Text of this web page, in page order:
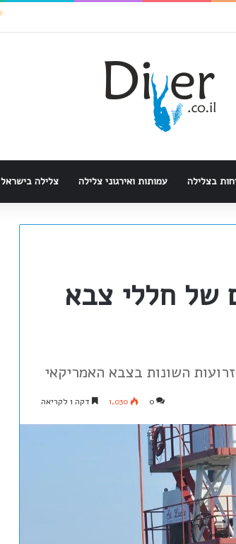
בצלילה עמותות ואירגוני צלילה צלילה בישראל
של חללי צבא
0
1,030 דקה 1 לקריאה